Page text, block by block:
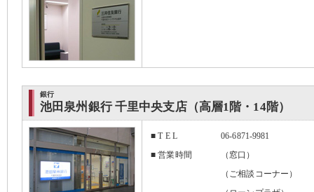
銀行
池田泉州銀行 千里中央支店（高層1階・14階）
■ T E L
06-6871-9981
■ 営業時間
（窓口） 平
（ご相談コーナー